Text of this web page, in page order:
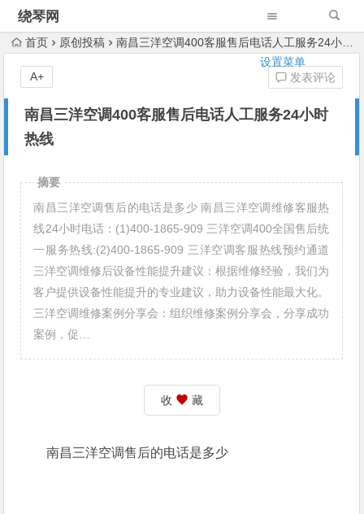
绕琴网
设置菜单
首页 原创投稿 南昌三洋空调400客服售后电话人工服务24小时热线
南昌三洋空调400客服售后电话人工服务24小时
热线
发表评论
A+
摘要
南昌三洋空调售后的电话是多少 南昌三洋空调维修客服热
线24小时电话：(1)400-1865-909 三洋空调400全国售后统
一服务热线:(2)400-1865-909 三洋空调客服热线预约通道
三洋空调维修后设备性能提升建议：根据维修经验，我们为
客户提供设备性能提升的专业建议，助力设备性能最大化。
三洋空调维修案例分享会：组织维修案例分享会，分享成功
案例，促…
收 藏
南昌三洋空调售后的电话是多少